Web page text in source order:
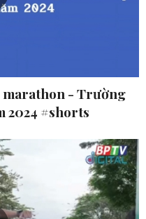
marathon - Trường
2024 #shorts